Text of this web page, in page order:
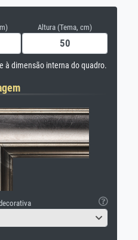
Altura (Tema, cm)
à dimensão interna do quadro.